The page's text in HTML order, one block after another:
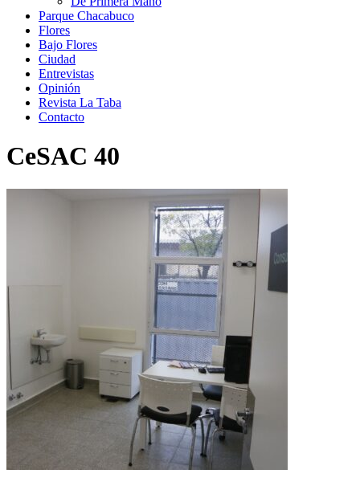
Parque Chacabuco
Flores
Bajo Flores
Ciudad
Entrevistas
Opinión
Revista La Taba
Contacto
CeSAC 40